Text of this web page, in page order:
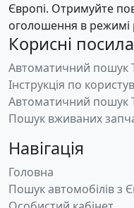
Європі. Отримуйте
оголошення в режимі
Корисні
Автоматичний пошук
Інструкція по
Автоматичний пошук
Пошук вживаних
Навігація
Головна
Пошук автомобілів з